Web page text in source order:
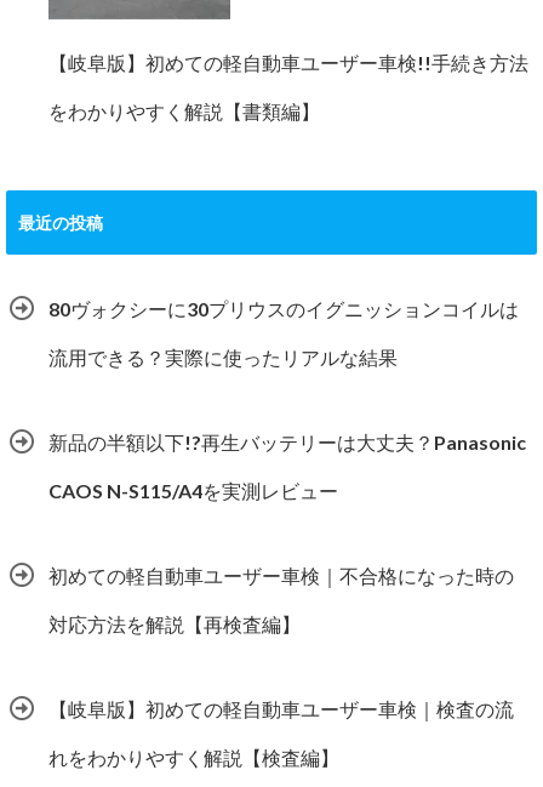
【岐阜版】初めての軽自動車ユーザー車検!!手続き方法
をわかりやすく解説【書類編】
最近の投稿
80ヴォクシーに30プリウスのイグニッションコイルは
流用できる？実際に使ったリアルな結果
新品の半額以下!?再生バッテリーは大丈夫？Panasonic
CAOS N-S115/A4を実測レビュー
初めての軽自動車ユーザー車検｜不合格になった時の
対応方法を解説【再検査編】
【岐阜版】初めての軽自動車ユーザー車検｜検査の流
れをわかりやすく解説【検査編】